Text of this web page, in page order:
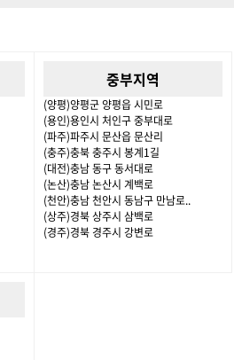
중부지역
(양평)양평군 양평읍 시민로
(용인)용인시 처인구 중부대로
(파주)파주시 문산읍 문산리
(충주)충북 충주시 봉계1길
(대전)충남 동구 동서대로
(논산)충남 논산시 계백로
(천안)충남 천안시 동남구 만남로..
(상주)경북 상주시 삼백로
(경주)경북 경주시 강변로